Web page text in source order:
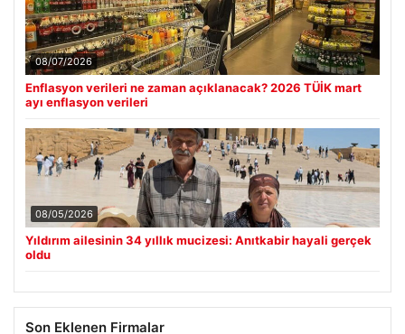
08/07/2026
Enflasyon verileri ne zaman açıklanacak? 2026 TÜİK mart
ayı enflasyon verileri
08/05/2026
Yıldırım ailesinin 34 yıllık mucizesi: Anıtkabir hayali gerçek
oldu
Son Eklenen Firmalar